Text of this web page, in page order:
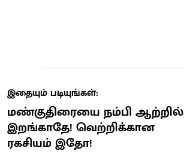
இதையும் படியுங்கள்:
மண்குதிரையை நம்பி ஆற்றில்
இறங்காதே! வெற்றிக்கான
ரகசியம் இதோ!